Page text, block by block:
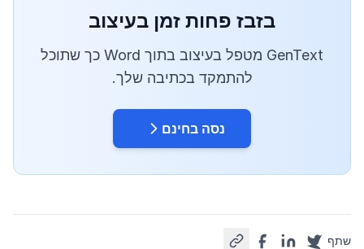
בזבז פחות זמן בעיצוב
GenText מטפל בעיצוב בתוך Word כך שתוכל
להתמקד בכתיבה שלך.
נסה בחינם
שתף